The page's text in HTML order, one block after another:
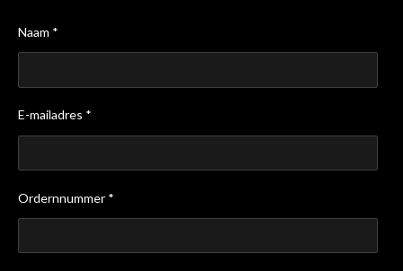
Naam *
E-mailadres *
Ordernnummer *